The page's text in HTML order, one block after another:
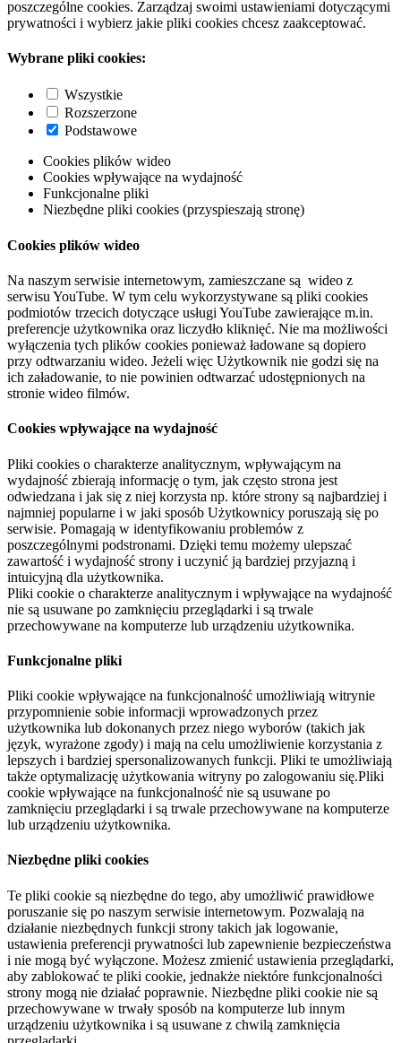
poszczególne cookies. Zarządzaj swoimi ustawieniami dotyczącymi
prywatności i wybierz jakie pliki cookies chcesz zaakceptować.
Wybrane pliki cookies:
Wszystkie
Rozszerzone
Podstawowe
Cookies plików wideo
Cookies wpływające na wydajność
Funkcjonalne pliki
Niezbędne pliki cookies (przyspieszają stronę)
Cookies plików wideo
Na naszym serwisie internetowym, zamieszczane są wideo z
serwisu YouTube. W tym celu wykorzystywane są pliki cookies
podmiotów trzecich dotyczące usługi YouTube zawierające m.in.
preferencje użytkownika oraz liczydło kliknięć. Nie ma możliwości
wyłączenia tych plików cookies ponieważ ładowane są dopiero
przy odtwarzaniu wideo. Jeżeli więc Użytkownik nie godzi się na
ich załadowanie, to nie powinien odtwarzać udostępnionych na
stronie wideo filmów.
Cookies wpływające na wydajność
Pliki cookies o charakterze analitycznym, wpływającym na
wydajność zbierają informację o tym, jak często strona jest
odwiedzana i jak się z niej korzysta np. które strony są najbardziej i
najmniej popularne i w jaki sposób Użytkownicy poruszają się po
serwisie. Pomagają w identyfikowaniu problemów z
poszczególnymi podstronami. Dzięki temu możemy ulepszać
zawartość i wydajność strony i uczynić ją bardziej przyjazną i
intuicyjną dla użytkownika.
Pliki cookie o charakterze analitycznym i wpływające na wydajność
nie są usuwane po zamknięciu przeglądarki i są trwale
przechowywane na komputerze lub urządzeniu użytkownika.
Funkcjonalne pliki
Pliki cookie wpływające na funkcjonalność umożliwiają witrynie
przypomnienie sobie informacji wprowadzonych przez
użytkownika lub dokonanych przez niego wyborów (takich jak
język, wyrażone zgody) i mają na celu umożliwienie korzystania z
lepszych i bardziej spersonalizowanych funkcji. Pliki te umożliwiają
także optymalizację użytkowania witryny po zalogowaniu się.Pliki
cookie wpływające na funkcjonalność nie są usuwane po
zamknięciu przeglądarki i są trwale przechowywane na komputerze
lub urządzeniu użytkownika.
Niezbędne pliki cookies
Te pliki cookie są niezbędne do tego, aby umożliwić prawidłowe
poruszanie się po naszym serwisie internetowym. Pozwalają na
działanie niezbędnych funkcji strony takich jak logowanie,
ustawienia preferencji prywatności lub zapewnienie bezpieczeństwa
i nie mogą być wyłączone. Możesz zmienić ustawienia przeglądarki,
aby zablokować te pliki cookie, jednakże niektóre funkcjonalności
strony mogą nie działać poprawnie. Niezbędne pliki cookie nie są
przechowywane w trwały sposób na komputerze lub innym
urządzeniu użytkownika i są usuwane z chwilą zamknięcia